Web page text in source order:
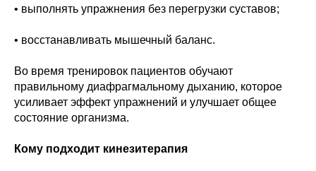
• выполнять упражнения без перегрузки суставов;
• восстанавливать мышечный баланс.
Во время тренировок пациентов обучают
правильному диафрагмальному дыханию, которое
усиливает эффект упражнений и улучшает общее
состояние организма.
Кому подходит кинезитерапия